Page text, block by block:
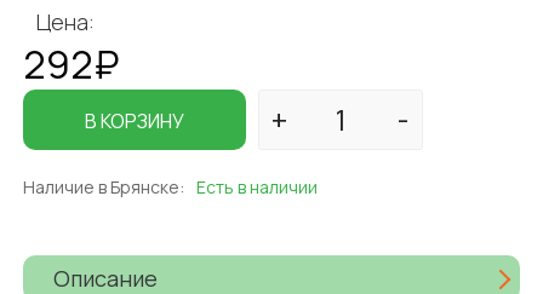
Цена:
292₽
В КОРЗИНУ
Наличие в Брянске: Есть в наличии
Описание